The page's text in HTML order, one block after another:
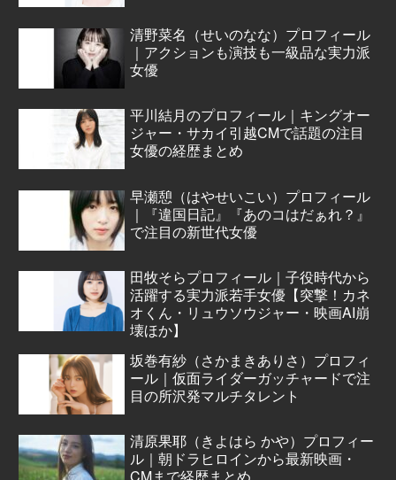
清野菜名（せいのなな）プロフィール
｜アクションも演技も一級品な実力派
女優
平川結月のプロフィール｜キングオー
ジャー・サカイ引越CMで話題の注目
女優の経歴まとめ
早瀬憩（はやせいこい）プロフィール
｜『違国日記』『あのコはだぁれ？』
で注目の新世代女優
田牧そらプロフィール｜子役時代から
活躍する実力派若手女優【突撃！カネ
オくん・リュウソウジャー・映画AI崩
壊ほか】
坂巻有紗（さかまきありさ）プロフィ
ール｜仮面ライダーガッチャードで注
目の所沢発マルチタレント
清原果耶（きよはら かや）プロフィー
ル｜朝ドラヒロインから最新映画・